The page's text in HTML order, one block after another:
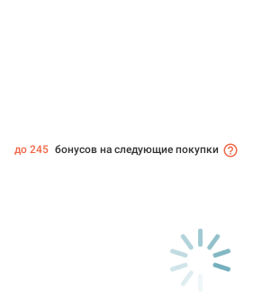
до 245 бонусов на следующие покупки